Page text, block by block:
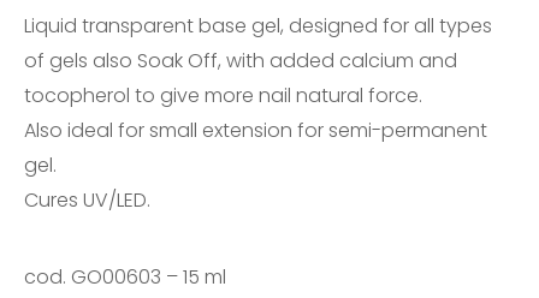
Liquid transparent base gel, designed for all types
of gels also Soak Off, with added calcium and
tocopherol to give more nail natural force.
Also ideal for small extension for semi-permanent
gel.
Cures UV/LED.
cod. GO00603 – 15 ml